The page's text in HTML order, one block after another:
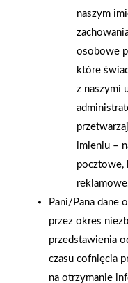
firmowa eSkarbonka
rzecz
dziecięcej
naszym
osobowe
które
z naszymi
imieniu –
pocztowe,
Pani/Pana dane
przez okres
przedstawienia
czasu cofnięcia
na otrzymanie